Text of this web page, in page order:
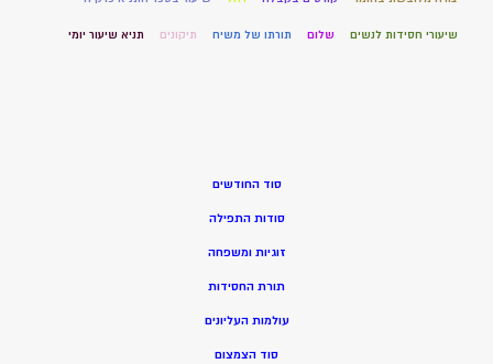
שיעורי חסידות לנשים שלום תורתו של משיח תיקונים תניא שיעור יומי
סוד החודשים
סודות התפילה
זוגיות ומשפחה
תורת החסידות
עולמות העליונים
סוד הצמצום